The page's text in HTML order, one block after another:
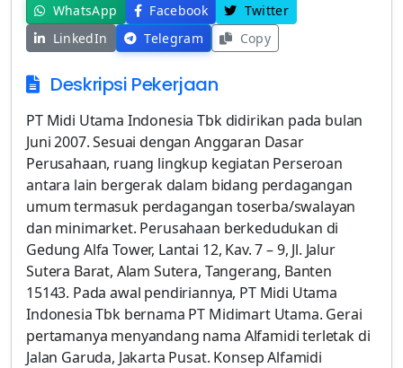
WhatsApp Facebook
Twitter
LinkedIn
Telegram Copy
Deskripsi Pekerjaan
PT Midi Utama Indonesia Tbk didirikan pada bulan
Juni 2007. Sesuai dengan Anggaran Dasar
Perusahaan, ruang lingkup kegiatan Perseroan
antara lain bergerak dalam bidang perdagangan
umum termasuk perdagangan toserba/swalayan
dan minimarket. Perusahaan berkedudukan di
Gedung Alfa Tower, Lantai 12, Kav. 7 – 9, Jl. Jalur
Sutera Barat, Alam Sutera, Tangerang, Banten
15143. Pada awal pendiriannya, PT Midi Utama
Indonesia Tbk bernama PT Midimart Utama. Gerai
pertamanya menyandang nama Alfamidi terletak di
Jalan Garuda, Jakarta Pusat. Konsep Alfamidi